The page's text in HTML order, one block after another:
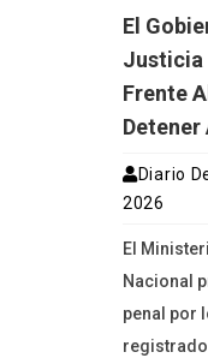
El
Justicia
Frente
Detener
Diario
2026
El
Nacional
penal por